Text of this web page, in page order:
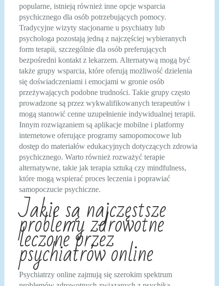
popularne, istnieją również inne opcje wsparcia
psychicznego dla osób potrzebujących pomocy.
Tradycyjne wizyty stacjonarne u psychiatry lub
psychologa pozostają jedną z najczęściej wybieranych
form terapii, szczególnie dla osób preferujących
bezpośredni kontakt z lekarzem. Alternatywą mogą być
także grupy wsparcia, które oferują możliwość dzielenia
się doświadczeniami i emocjami w gronie osób
przeżywających podobne trudności. Takie grupy często
prowadzone są przez wykwalifikowanych terapeutów i
mogą stanowić cenne uzupełnienie indywidualnej terapii.
Innym rozwiązaniem są aplikacje mobilne i platformy
internetowe oferujące programy samopomocowe lub
dostęp do materiałów edukacyjnych dotyczących zdrowia
psychicznego. Warto również rozważyć terapie
alternatywne, takie jak terapia sztuką czy mindfulness,
które mogą wspierać proces leczenia i poprawiać
samopoczucie psychiczne.
Jakie są najczęstsze
problemy zdrowotne
leczone przez
psychiatrów online
Psychiatrzy online zajmują się szerokim spektrum